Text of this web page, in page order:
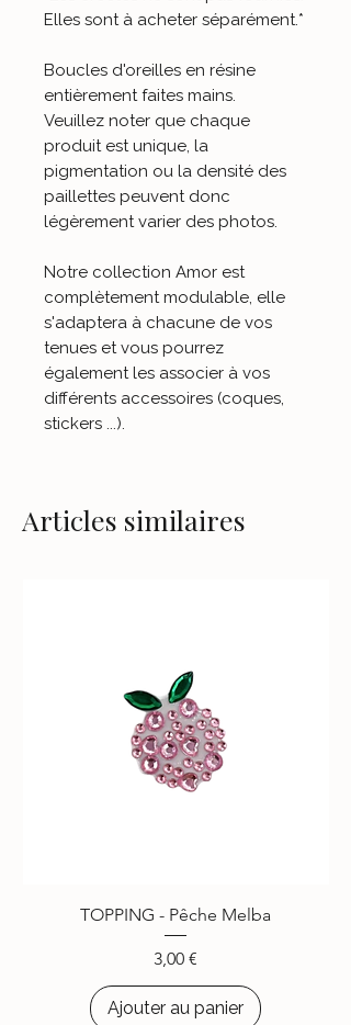
Elles sont à acheter séparément.*
Boucles d'oreilles en résine
entièrement faites mains.
Veuillez noter que chaque
produit est unique, la
pigmentation ou la densité des
paillettes peuvent donc
légèrement varier des photos.
Notre collection Amor est
complètement modulable, elle
s'adaptera à chacune de vos
tenues et vous pourrez
également les associer à vos
différents accessoires (coques,
stickers ...).
Articles similaires
TOPPING - Pêche Melba
Prix
3,00 €
Ajouter au panier